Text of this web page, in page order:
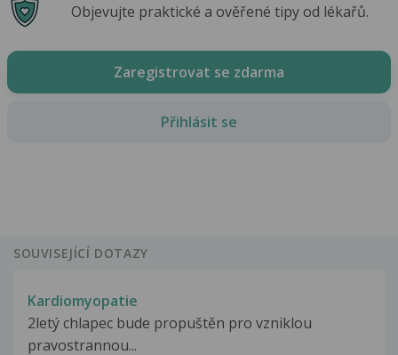
Objevujte praktické a ověřené tipy od lékařů.
Zaregistrovat se zdarma
Přihlásit se
SOUVISEJÍCÍ DOTAZY
Kardiomyopatie
2letý chlapec bude propuštěn pro vzniklou
pravostrannou...